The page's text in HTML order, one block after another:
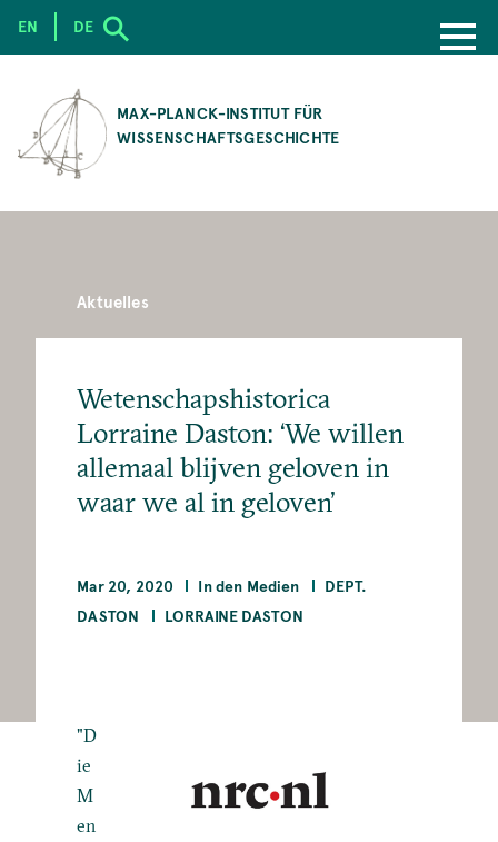
CONTENT
MAX-PLANCK-INSTITUT FÜR
WISSENSCHAFTSGESCHICHTE
EN DE
Aktuelles
Wetenschapshistorica
Lorraine Daston: ‘We willen
allemaal blijven geloven in
waar we al in geloven’
Mar 20, 2020 In den Medien
DEPT.
DASTON
LORRAINE DASTON
"D
ie
M
en